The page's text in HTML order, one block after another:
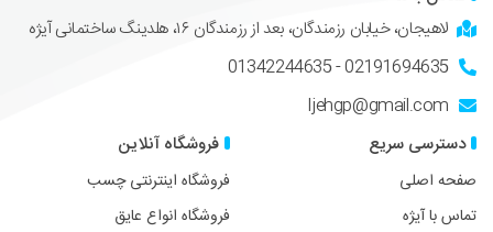
لاهیجان، خیابان رزمندگان، بعد از رزمندگان ۱۶، هلدینگ ساختمانی آیژه
02191694635 - 01342244635
Ijehgp@gmail.com
دسترسی سریع
صفحه اصلی
تماس با آیژه
فروشگاه آنلاین
فروشگاه اینترنتی چسب
فروشگاه انواع عایق